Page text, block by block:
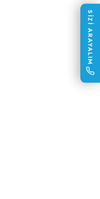
SİZİ ARAYALIM